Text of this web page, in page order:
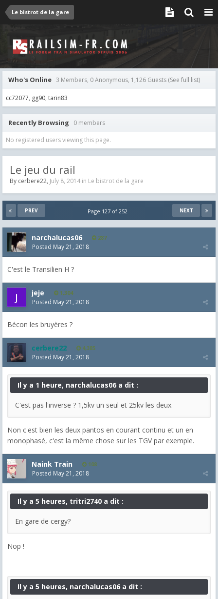
Le bistrot de la gare
Who's Online 3 Members, 0 Anonymous, 1,126 Guests (See full list)
cc72077 gg90 tarin83
Recently Browsing 0 members
No registered users viewing this page.
Le jeu du rail
By cerbere22, July 8, 2014 in Le bistrot de la gare
PREV NEXT
Page 127 of 252
narchalucas06 287
Posted May 21, 2018
C'est le Transilien H ?
jeje 1,304
Posted May 21, 2018
Bécon les bruyères ?
cerbere22 4,385
Posted May 21, 2018
Il y a 1 heure, narchalucas06 a dit :
C'est pas l'inverse ? 1,5kv un seul et 25kv les deux.
Non c'est bien les deux pantos en courant continu et un en
monophasé, c'est la même chose sur les TGV par exemple.
Naink Train 108
Posted May 21, 2018
Il y a 5 heures, tritri2740 a dit :
En gare de cergy?
Nop !
Il y a 5 heures, narchalucas06 a dit :